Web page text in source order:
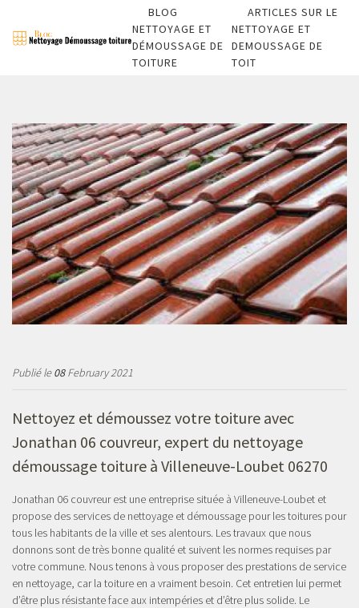
BLOG
NETTOYAGE ET
DÉMOUSSAGE DE
TOITURE
ARTICLES SUR LE
NETTOYAGE ET
DEMOUSSAGE DE
TOIT
Publié le08February 2021
Nettoyez et démoussez votre toiture avec
Jonathan 06 couvreur, expert du nettoyage
démoussage toiture à Villeneuve-Loubet 06270
Jonathan 06 couvreur est une entreprise située à Villeneuve-Loubet et
propose des services de nettoyage et démoussage pour les toitures pour
tous les habitants de la ville et ses alentours. Les travaux que nous
donnons sont de très bonne qualité et suivent les normes requises par
votre commune. Nous tenons à vous proposer des prestations de service
en nettoyage, car la toiture en a vraiment besoin. Cet entretien lui permet
d’être plus résistante face aux intempéries et d’être plus solide. Le